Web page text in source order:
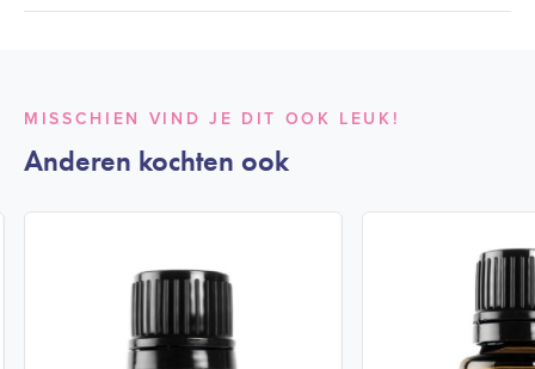
MISSCHIEN VIND JE DIT OOK LEUK!
Anderen kochten ook